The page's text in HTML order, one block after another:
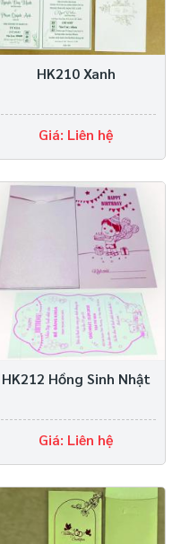
HK210 Xanh
Giá: Liên hệ
HK212 Hồng Sinh Nhật
Giá: Liên hệ